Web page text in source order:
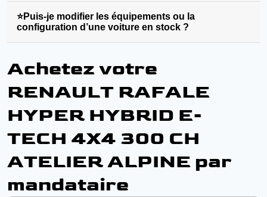
⭐Puis-je modifier les équipements ou la
configuration d’une voiture en stock ?
Achetez votre
RENAULT RAFALE
HYPER HYBRID E-
TECH 4X4 300 CH
ATELIER ALPINE par
mandataire